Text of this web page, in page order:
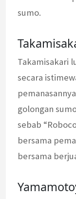
sumo.
Takamisakari
secara
golongan
sebab
bersama
bersama